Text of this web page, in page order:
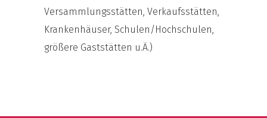
Versammlungsstätten, Verkaufsstätten,
Krankenhäuser, Schulen/Hochschulen,
größere Gaststätten u.Ä.)